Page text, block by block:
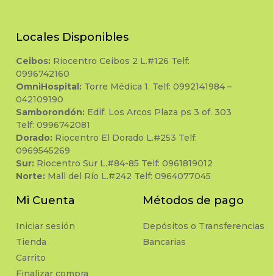
Locales Disponibles
Ceibos: Riocentro Ceibos 2 L.#126 Telf:
0996742160
OmniHospital: Torre Médica 1. Telf: 0992141984 –
042109190
Samborondón: Edif. Los Arcos Plaza ps 3 of. 303
Telf: 0996742081
Dorado: Riocentro El Dorado L.#253 Telf:
0969545269
Sur: Riocentro Sur L.#84-85 Telf: 0961819012
Norte: Mall del Río L.#242 Telf: 0964077045
Mi Cuenta
Iniciar sesión
Tienda
Carrito
Finalizar compra
Métodos de pago
Depósitos o Transferencias
Bancarias